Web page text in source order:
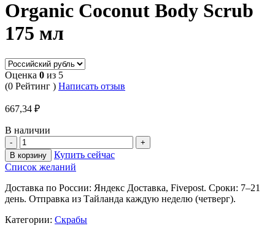
Organic Coconut Body Scrub
175 мл
Оценка 0 из 5
(0 Рейтинг ) Написать отзыв
667,34 ₽
В наличии
В корзину
Купить сейчас
Список желаний
Доставка по России: Яндекс Доставка, Fivepost. Сроки: 7–21
день. Отправка из Тайланда каждую неделю (четверг).
Категории: Скрабы